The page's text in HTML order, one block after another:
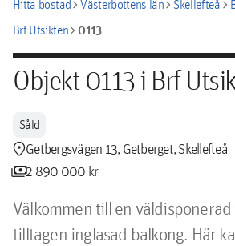
Hitta bostadchevron_rightVästerbottens länchevron_rightSkellefteåchevron_right
Brf Utsiktenchevron_right0113
Objekt 0113 i Brf
Såld
location_pinGetbergsvägen 13, Getberget, Skellefteå
payments2 890 000 kr
Välkommen till en
tilltagen inglasad balkong. Här